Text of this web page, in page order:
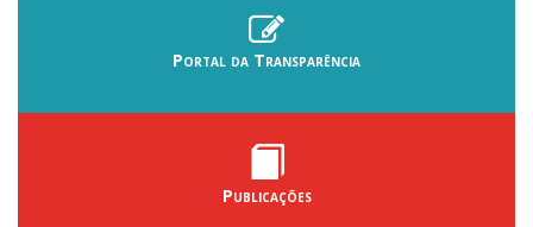
Portal da Transparência
Publicações